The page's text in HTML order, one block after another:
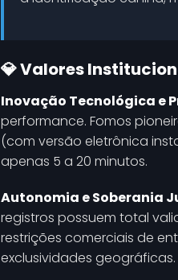
💎 Valores
Inovação Tecnológica e
performance. Fomos
(com versão eletrônica
apenas 5 a 20 minutos.
Autonomia e Soberania
registros possuem total
restrições comerciais de
exclusividades geográficas.